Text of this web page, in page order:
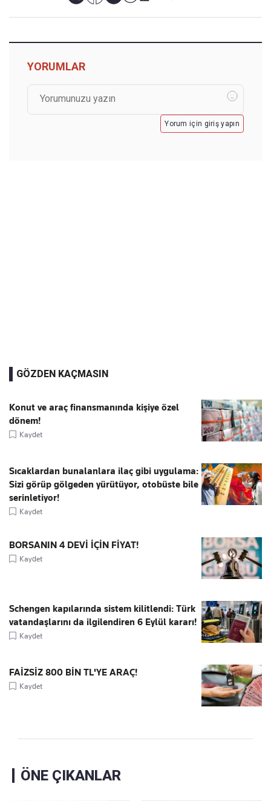
YORUMLAR
Yorum için giriş yapın
GÖZDEN KAÇMASIN
Konut ve araç finansmanında kişiye özel
dönem!
Kaydet
Sıcaklardan bunalanlara ilaç gibi uygulama:
Sizi görüp gölgeden yürütüyor, otobüste bile
serinletiyor!
Kaydet
BORSANIN 4 DEVİ İÇİN FİYAT!
Kaydet
Schengen kapılarında sistem kilitlendi: Türk
vatandaşlarını da ilgilendiren 6 Eylül kararı!
Kaydet
FAİZSİZ 800 BİN TL'YE ARAÇ!
Kaydet
ÖNE ÇIKANLAR